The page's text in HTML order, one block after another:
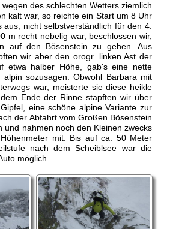
des schlechten Wetters ziemlich
kalt war, so reichte ein Start um 8 Uhr
nicht selbstverständlich für den 4.
m recht nebelig war, beschlossen wir,
auf den Bösenstein zu gehen. Aus
wir aber den orogr. linken Ast der
etwa halber Höhe, gab's eine nette
alpin sozusagen. Obwohl Barbara mit
war, meisterte sie diese heikle
Ende der Rinne stapften wir über
eine schöne alpine Variante zur
der Abfahrt vom Großen Bösenstein
und nahmen noch den Kleinen zwecks
mit. Bis auf ca. 50 Meter
nach dem Scheiblsee war die
möglich.